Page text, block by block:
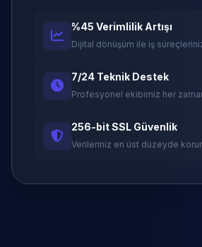
%45 Verimlilik Artışı
Dijital dönüşüm ile iş
7/24 Teknik Destek
Profesyonel ekibimiz her
256-bit SSL Güvenlik
Verileriniz en üst düzeyde